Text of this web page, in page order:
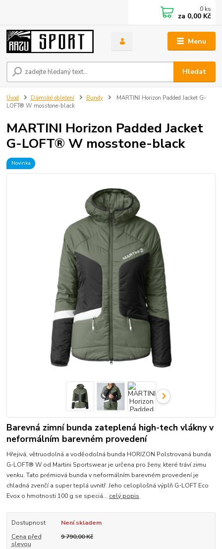
Menu
Hledat
0 ks
za 0,00 Kč
Úvod Dámské oblečení Bundy
MARTINI Horizon Padded Jacket G-
LOFT® W mosstone-black
MARTINI Horizon Padded Jacket
G-LOFT® W mosstone-black
Novinka
Barevná zimní bunda zateplená high-tech vlákny v
neformálním barevném provedení
Hřejivá, větruodolná a voděodolná bunda HORIZON Polstrovaná bunda
G-LOFT® W od Martini Sportswear je určena pro ženy, které tráví zimu
venku. Tato prémiová bunda v neformálním barevném provedení je
chladná zvenčí a super teplá uvnitř. Jeho celoplošná výplň G-LOFT Eco
Evox o hmotnosti 100 g se speciá... celý popis
Dostupnost
Není skladem
Cena před
slevou
9 790,00 Kč